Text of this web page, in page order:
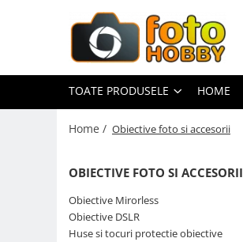
Toate Produsele
Aparate Foto
Aparate Foto Mirrorless
Aparate Foto DSLR
Aparate foto instant
Aparate foto pe film
Cursuri foto
TOATE PRODUSELE HOME
Home / Obiective foto si accesorii
OBIECTIVE FOTO SI ACCESORII
Obiective Mirorless
Obiective DSLR
Huse si tocuri protectie obiective